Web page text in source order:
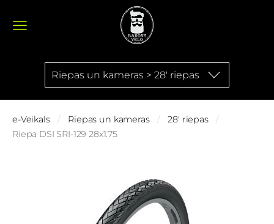
Riepas un kameras > 28' riepas
e-Veikals Riepas un kameras
28' riepas
Riepa DSI SRI-129 28x1.75